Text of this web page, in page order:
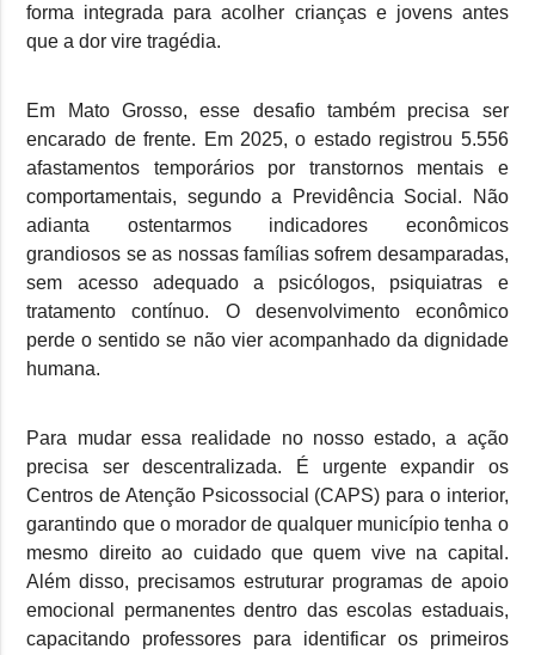
forma integrada para acolher crianças e jovens antes
que a dor vire tragédia.
Em Mato Grosso, esse desafio também precisa ser
encarado de frente. Em 2025, o estado registrou 5.556
afastamentos temporários por transtornos mentais e
comportamentais, segundo a Previdência Social. Não
adianta ostentarmos indicadores econômicos
grandiosos se as nossas famílias sofrem desamparadas,
sem acesso adequado a psicólogos, psiquiatras e
tratamento contínuo. O desenvolvimento econômico
perde o sentido se não vier acompanhado da dignidade
humana.
Para mudar essa realidade no nosso estado, a ação
precisa ser descentralizada. É urgente expandir os
Centros de Atenção Psicossocial (CAPS) para o interior,
garantindo que o morador de qualquer município tenha o
mesmo direito ao cuidado que quem vive na capital.
Além disso, precisamos estruturar programas de apoio
emocional permanentes dentro das escolas estaduais,
capacitando professores para identificar os primeiros